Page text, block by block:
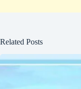
Related Posts